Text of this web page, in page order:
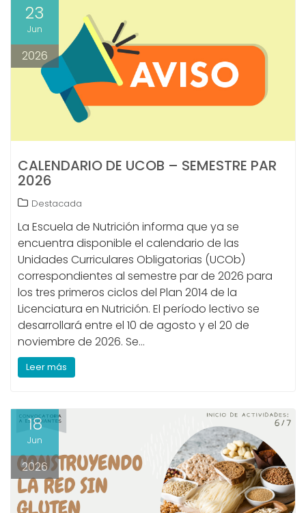
23
Jun
2026
CALENDARIO DE UCOB – SEMESTRE PAR
2026
Destacada
La Escuela de Nutrición informa que ya se
encuentra disponible el calendario de las
Unidades Curriculares Obligatorias (UCOb)
correspondientes al semestre par de 2026 para
los tres primeros ciclos del Plan 2014 de la
Licenciatura en Nutrición. El período lectivo se
desarrollará entre el 10 de agosto y el 20 de
noviembre de 2026. Se…
Leer más
18
Jun
2026